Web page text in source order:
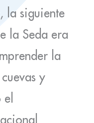
la siguiente
la Seda era
la
y